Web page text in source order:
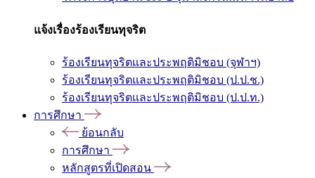
แจ้งเรื่องร้องเรียนทุจริต
ร้องเรียนทุจริตและประพฤติมิชอบ (จุฬาฯ)
ร้องเรียนทุจริตและประพฤติมิชอบ (ป.ป.ช.)
ร้องเรียนทุจริตและประพฤติมิชอบ (ป.ป.ท.)
การศึกษา
ย้อนกลับ
การศึกษา
หลักสูตรที่เปิดสอน